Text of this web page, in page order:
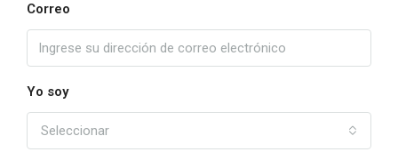
Correo
Yo soy
Seleccionar